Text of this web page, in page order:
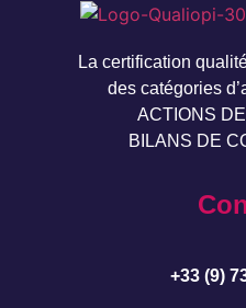
La certification
des catégories
ACTIONS
BILANS DE
+33 (9)